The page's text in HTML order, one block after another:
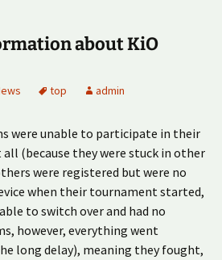
about KiO
top admin
were unable to participate in their
(because they were stuck in other
were registered but were no
when their tournament started,
to switch over and had no
however, everything went
long delay), meaning they fought,